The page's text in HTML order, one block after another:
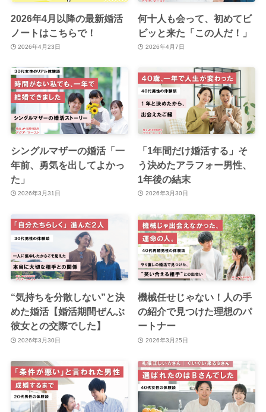
2026年4月以降の最新婚活
ノートはこちらで！
2026年4月23日
何十人も会って、初めてビ
ビッと来た「この人だ！」
2026年4月7日
シングルマザーの婚活「一
年前、勇気を出してよかっ
た」
2026年3月31日
「1年間だけ婚活する」そ
う決めたアラフォー男性、
1年後の結末
2026年3月30日
“気持ちを分散しない”と決
めた婚活【婚活期間ぜんぶ
彼女との交際でした】
2026年3月30日
機械任せじゃない！人の手
の紹介で見つけた理想のパ
ートナー
2026年3月25日